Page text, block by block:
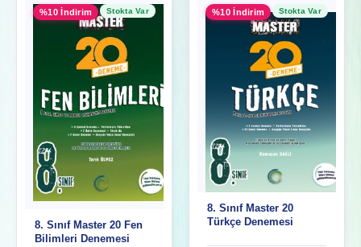
%10 İndirim Stokta Var
8. Sınıf Master 20 Fen
Bilimleri Denemesi
%10 İndirim Stokta Var
8. Sınıf Master 20
Türkçe Denemesi